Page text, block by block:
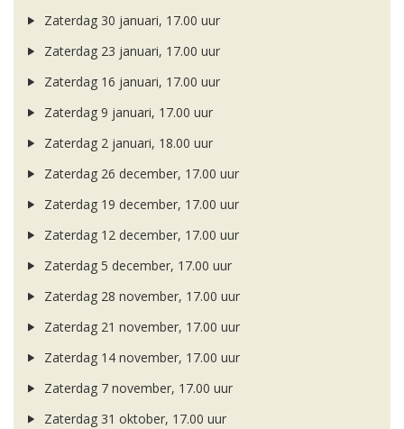
Zaterdag 30 januari, 17.00 uur
Zaterdag 23 januari, 17.00 uur
Zaterdag 16 januari, 17.00 uur
Zaterdag 9 januari, 17.00 uur
Zaterdag 2 januari, 18.00 uur
Zaterdag 26 december, 17.00 uur
Zaterdag 19 december, 17.00 uur
Zaterdag 12 december, 17.00 uur
Zaterdag 5 december, 17.00 uur
Zaterdag 28 november, 17.00 uur
Zaterdag 21 november, 17.00 uur
Zaterdag 14 november, 17.00 uur
Zaterdag 7 november, 17.00 uur
Zaterdag 31 oktober, 17.00 uur